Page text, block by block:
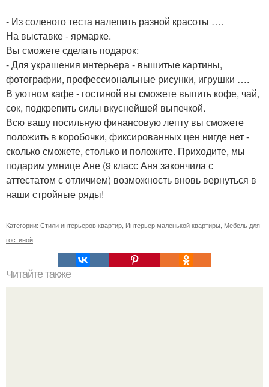
- Из соленого теста налепить разной красоты ….
На выставке - ярмарке.
Вы сможете сделать подарок:
- Для украшения интерьера - вышитые картины,
фотографии, профессиональные рисунки, игрушки ….
В уютном кафе - гостиной вы сможете выпить кофе, чай,
сок, подкрепить силы вкуснейшей выпечкой.
Всю вашу посильную финансовую лепту вы сможете
положить в коробочки, фиксированных цен нигде нет -
сколько сможете, столько и положите. Приходите, мы
подарим умнице Ане (9 класс Аня закончила с
аттестатом с отличием) возможность вновь вернуться в
наши стройные ряды!
Категории: Стили интерьеров квартир Интерьер маленькой квартиры Мебель для
гостиной
Читайте также